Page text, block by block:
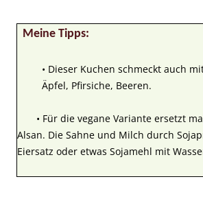
Meine Tipps:
• Dieser Kuchen schmeckt auch
Äpfel, Pfirsiche, Beeren.
• Für die vegane Variante ersetzt
Alsan. Die Sahne und Milch durch
Eiersatz oder etwas Sojamehl mit